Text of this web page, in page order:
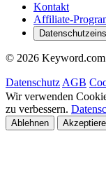
Kontakt
Affiliate-
© 2026
Datenschutz AGB
Wir verwenden
zu verbessern.
Ablehnen